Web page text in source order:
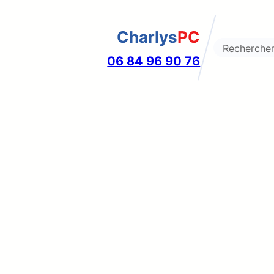
CharlysPC
06 84 96 90 76
Search